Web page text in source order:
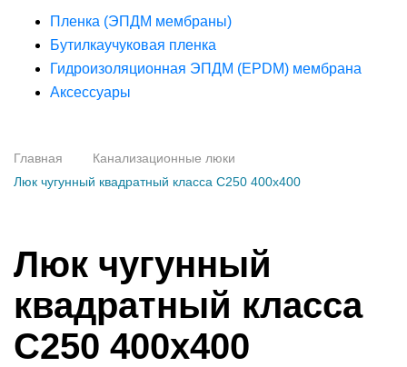
Пленка (ЭПДМ мембраны)
Бутилкаучуковая пленка
Гидроизоляционная ЭПДМ (EPDM) мембрана
Аксессуары
Главная
Канализационные люки
Люк чугунный квадратный класса С250 400х400
Люк чугунный
квадратный класса
С250 400х400